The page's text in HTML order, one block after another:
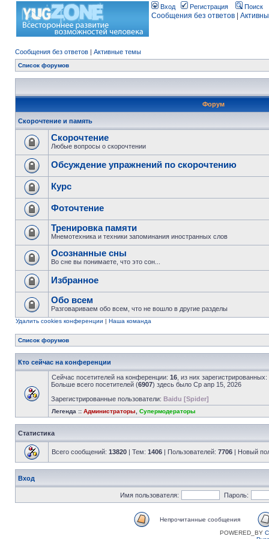
Вход Регистрация Поиск
Сообщения без ответов
Сообщения без ответов | Активные темы
Список форумов
Форум
Скорочтение и память
Скорочтение
Любые вопросы о скорочтении
Обсуждение упражнений по скорочтению
Курс
Фоточтение
Тренировка памяти
Мнемотехника и техники запоминания иностранных слов
Осознанные сны
Во сне вы понимаете, что это сон...
Избранное
Обо всем
Разговариваем обо всем, что не вошло в другие разделы
Удалить cookies конференции | Наша команда
Список форумов
Кто сейчас на конференции
Сейчас посетителей на конференции: 16 , из них
Больше всего посетителей (6907) здесь было Ср апр 15, 2026
Зарегистрированные пользователи: Baidu [Spider]
Легенда :: Администраторы Супермодераторы
Статистика
Всего сообщений: 13820 | Тем: 1406 | Пользователей: 7706 | Новый
Вход
Имя пользователя: Пароль:
Непрочитанные сообщения
POWERED_BY